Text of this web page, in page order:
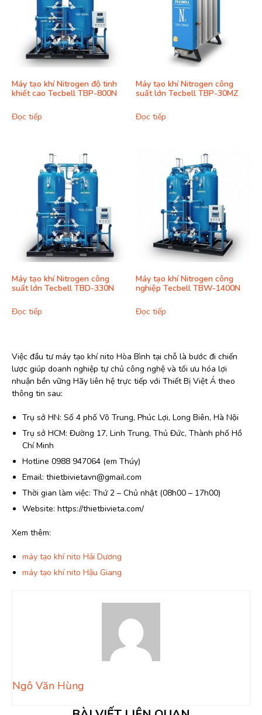
Máy tạo khí Nitrogen độ tinh
khiết cao Tecbell TBP-800N
Đọc tiếp
Máy tạo khí Nitrogen công
suất lớn Tecbell TBP-30MZ
Đọc tiếp
Máy tạo khí Nitrogen công
suất lớn Tecbell TBD-330N
Đọc tiếp
Máy tạo khí Nitrogen công
nghiệp Tecbell TBW-1400N
Đọc tiếp
Việc đầu tư máy tạo khí nito Hòa Bình tại chỗ là bước đi chiến
lược giúp doanh nghiệp tự chủ công nghệ và tối ưu hóa lợi
nhuận bền vững Hãy liên hệ trực tiếp với Thiết Bị Việt Á theo
thông tin sau:
Trụ sở HN: Số 4 phố Võ Trung, Phúc Lợi, Long Biên, Hà Nội
Trụ sở HCM: Đường 17, Linh Trung, Thủ Đức, Thành phố Hồ
Chí Minh
Hotline 0988 947064 (em Thúy)
Email: thietbivietavn@gmail.com
Thời gian làm việc: Thứ 2 – Chủ nhật (08h00 – 17h00)
Website: https://thietbivieta.com/
Xem thêm:
máy tạo khí nito Hải Dương
máy tạo khí nito Hậu Giang
Ngô Văn Hùng